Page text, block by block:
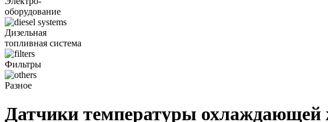
оборудование
Дизельная
топливная система
Фильтры
Разное
Датчики температуры охлаждающей